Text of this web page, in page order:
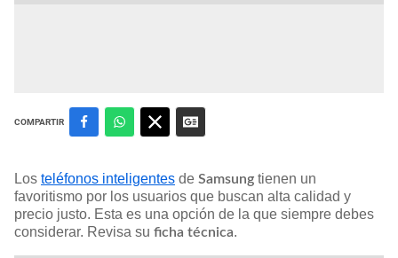
COMPARTIR
Los teléfonos inteligentes de Samsung tienen un
favoritismo por los usuarios que buscan alta calidad y
precio justo. Esta es una opción de la que siempre debes
considerar. Revisa su ficha técnica.